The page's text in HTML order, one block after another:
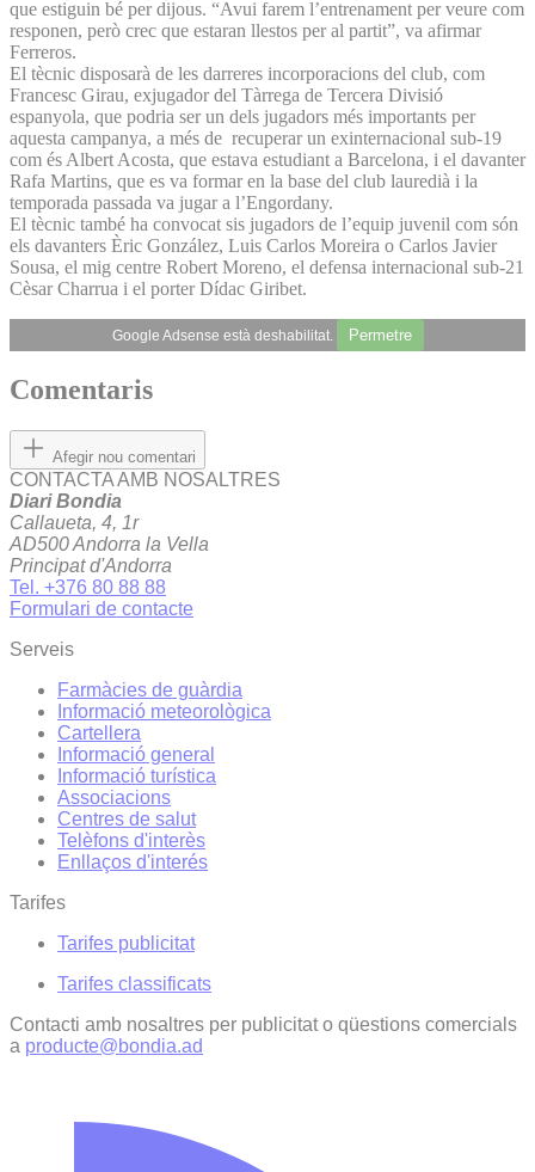
que estiguin bé per dijous. “Avui farem l’entrenament per veure com
responen, però crec que estaran llestos per al partit”, va afirmar
Ferreros.
El tècnic disposarà de les darreres incorporacions del club, com
Francesc Girau, exjugador del Tàrrega de Tercera Divisió
espanyola, que podria ser un dels jugadors més importants per
aquesta campanya, a més de recuperar un exinternacional sub-19
com és Albert Acosta, que estava estudiant a Barcelona, i el davanter
Rafa Martins, que es va formar en la base del club lauredià i la
temporada passada va jugar a l’Engordany.
El tècnic també ha convocat sis jugadors de l’equip juvenil com són
els davanters Èric González, Luis Carlos Moreira o Carlos Javier
Sousa, el mig centre Robert Moreno, el defensa internacional sub-21
Cèsar Charrua i el porter Dídac Giribet.
Google Adsense està deshabilitat. Permetre
Comentaris
Afegir nou comentari
CONTACTA AMB NOSALTRES
Diari Bondia
Callaueta, 4, 1r
AD500 Andorra la Vella
Principat d'Andorra
Tel. +376 80 88 88
Formulari de contacte
Serveis
Farmàcies de guàrdia
Informació meteorològica
Cartellera
Informació general
Informació turística
Associacions
Centres de salut
Telèfons d'interès
Enllaços d'interés
Tarifes
Tarifes publicitat
Tarifes classificats
Contacti amb nosaltres per publicitat o qüestions comercials
a producte@bondia.ad